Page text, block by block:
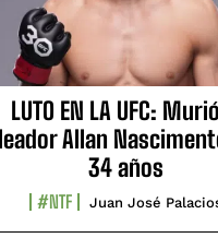
LUTO EN LA UFC:
Allan
34 años
#NTF Juan José